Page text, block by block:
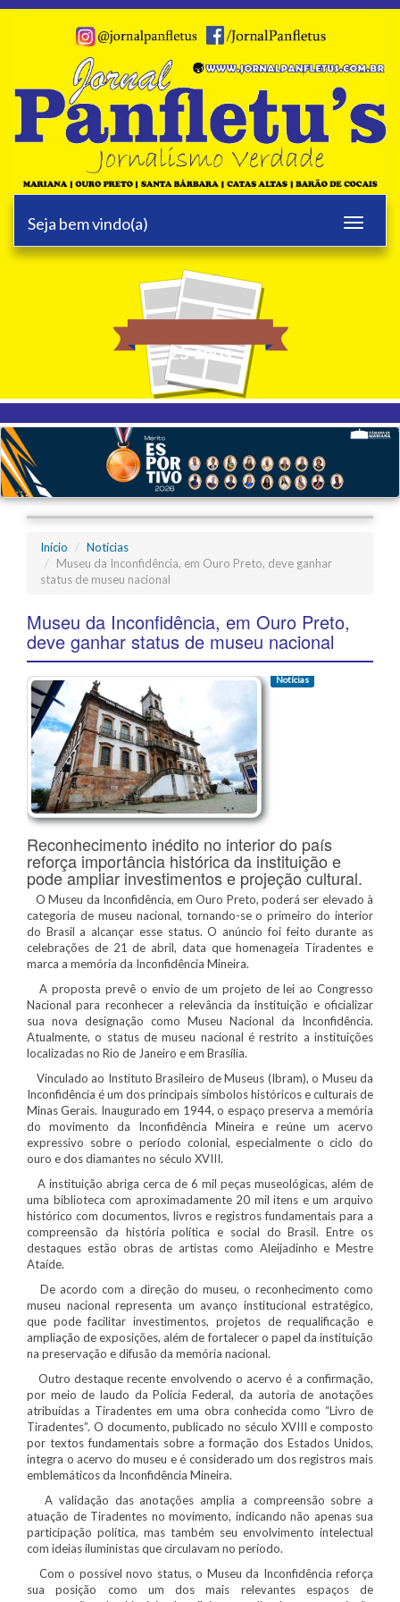
Toggle
Seja bem vindo(a)
25 anos
Início
Notícias
Museu da Inconfidência, em Ouro Preto, deve ganhar
status de museu nacional
Museu da Inconfidência, em Ouro Preto,
deve ganhar status de museu nacional
Notícias
Reconhecimento inédito no interior do país
reforça importância histórica da instituição e
pode ampliar investimentos e projeção cultural.
O Museu da Inconfidência, em Ouro Preto, poderá ser elevado à
categoria de museu nacional, tornando-se o primeiro do interior
do Brasil a alcançar esse status. O anúncio foi feito durante as
celebrações de 21 de abril, data que homenageia Tiradentes e
marca a memória da Inconfidência Mineira.
A proposta prevê o envio de um projeto de lei ao Congresso
Nacional para reconhecer a relevância da instituição e oficializar
sua nova designação como Museu Nacional da Inconfidência.
Atualmente, o status de museu nacional é restrito a instituições
localizadas no Rio de Janeiro e em Brasília.
Vinculado ao Instituto Brasileiro de Museus (Ibram), o Museu da
Inconfidência é um dos principais símbolos históricos e culturais de
Minas Gerais. Inaugurado em 1944, o espaço preserva a memória
do movimento da Inconfidência Mineira e reúne um acervo
expressivo sobre o período colonial, especialmente o ciclo do
ouro e dos diamantes no século XVIII.
A instituição abriga cerca de 6 mil peças museológicas, além de
uma biblioteca com aproximadamente 20 mil itens e um arquivo
histórico com documentos, livros e registros fundamentais para a
compreensão da história política e social do Brasil. Entre os
destaques estão obras de artistas como Aleijadinho e Mestre
Ataíde.
De acordo com a direção do museu, o reconhecimento como
museu nacional representa um avanço institucional estratégico,
que pode facilitar investimentos, projetos de requalificação e
ampliação de exposições, além de fortalecer o papel da instituição
na preservação e difusão da memória nacional.
Outro destaque recente envolvendo o acervo é a confirmação,
por meio de laudo da Polícia Federal, da autoria de anotações
atribuídas a Tiradentes em uma obra conhecida como “Livro de
Tiradentes”. O documento, publicado no século XVIII e composto
por textos fundamentais sobre a formação dos Estados Unidos,
integra o acervo do museu e é considerado um dos registros mais
emblemáticos da Inconfidência Mineira.
A validação das anotações amplia a compreensão sobre a
atuação de Tiradentes no movimento, indicando não apenas sua
participação política, mas também seu envolvimento intelectual
com ideias iluministas que circulavam no período.
Com o possível novo status, o Museu da Inconfidência reforça
sua posição como um dos mais relevantes espaços de